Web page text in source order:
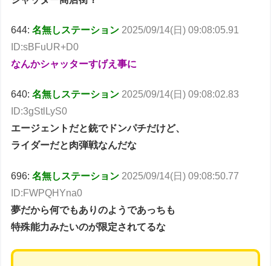
644:名無しステーション 2025/09/14(日) 09:08:05.91
ID:sBFuUR+D0
なんかシャッターすげえ事に
640:名無しステーション 2025/09/14(日) 09:08:02.83
ID:3gStlLyS0
エージェントだと銃でドンパチだけど、
ライダーだと肉弾戦なんだな
696: 名無しステーション 2025/09/14(日) 09:08:50.77
ID:FWPQHYna0
夢だから何でもありのようであっちも
特殊能力みたいのが限定されてるな